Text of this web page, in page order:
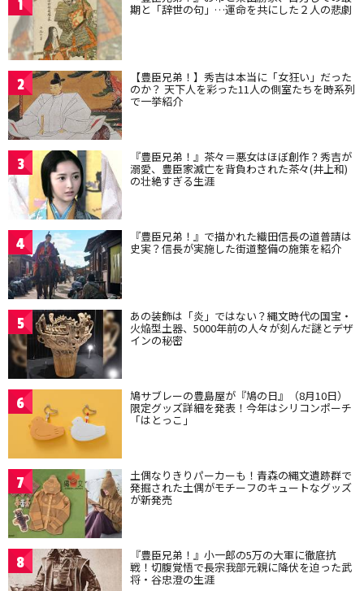
1 期と「辞世の句」…運命を共にした２人の悲劇
2 【豊臣兄弟！】秀吉は本当に「女狂い」だった
のか？ 天下人を彩った11人の側室たちを時系列
で一挙紹介
3 『豊臣兄弟！』茶々＝悪女はほぼ創作？秀吉が
溺愛、豊臣家滅亡を背負わされた茶々(井上和)
の壮絶すぎる生涯
4 『豊臣兄弟！』で描かれた織田信長の道普請は
史実？信長が実施した街道整備の施策を紹介
5 あの装飾は「炎」ではない？縄文時代の国宝・
火焔型土器、5000年前の人々が刻んだ謎とデザ
インの秘密
6 鳩サブレーの豊島屋が『鳩の日』（8月10日）
限定グッズ詳細を発表！今年はシリコンポーチ
「はとっこ」
7 土偶なりきりパーカーも！青森の縄文遺跡群で
発掘された土偶がモチーフのキュートなグッズ
が新発売
8 『豊臣兄弟！』小一郎の5万の大軍に徹底抗
戦！切腹覚悟で長宗我部元親に降伏を迫った武
将・谷忠澄の生涯